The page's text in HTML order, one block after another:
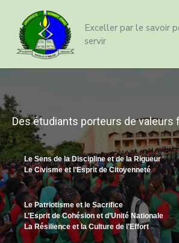
contenu
Exceller par le savoir
servir
Des étudiants porteurs de valeurs
Le Sens de la Discipline et de la Rigueur
Le Civisme et l’Esprit de Citoyenneté
Le Patriotisme et le Sacrifice
L’Esprit de Cohésion et d’Unité Nationale
La Résilience et la Culture de l’Effort
posts…